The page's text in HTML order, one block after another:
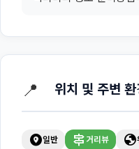
📍 위치 및 주변 환
explore_nearby일반 signpost 거리뷰 globe